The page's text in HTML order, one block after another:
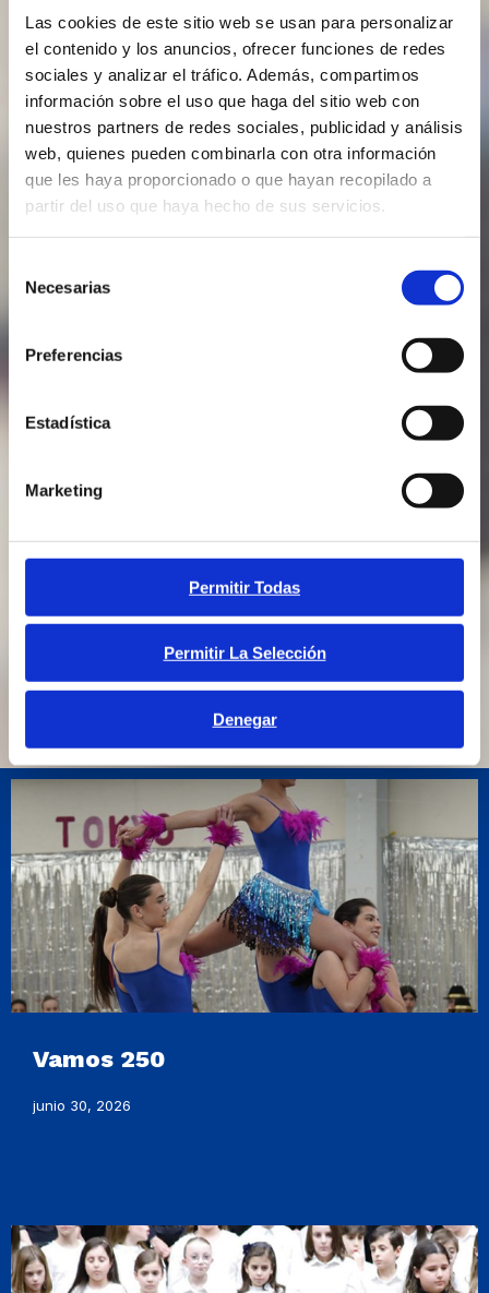
Las cookies de este sitio web se usan para personalizar
el contenido y los anuncios, ofrecer funciones de redes
sociales y analizar el tráfico. Además, compartimos
información sobre el uso que haga del sitio web con
nuestros partners de redes sociales, publicidad y análisis
web, quienes pueden combinarla con otra información
que les haya proporcionado o que hayan recopilado a
partir del uso que haya hecho de sus servicios.
Necesarias
Preferencias
Estadística
Marketing
Permitir Todas
Permitir La Selección
Denegar
Vamos 250
junio 30, 2026